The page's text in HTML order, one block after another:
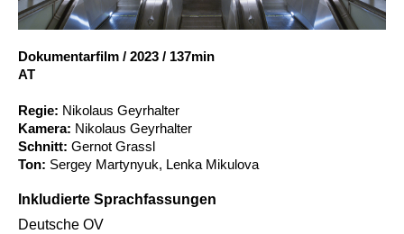
Account
Dokumentarfilm / 2023 / 137min
AT
Regie: Nikolaus Geyrhalter
Kamera: Nikolaus Geyrhalter
Schnitt: Gernot Grassl
Ton: Sergey Martynyuk, Lenka Mikulova
Inkludierte Sprachfassungen
Deutsche OV